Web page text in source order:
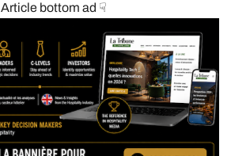
Article bottom ad ☟